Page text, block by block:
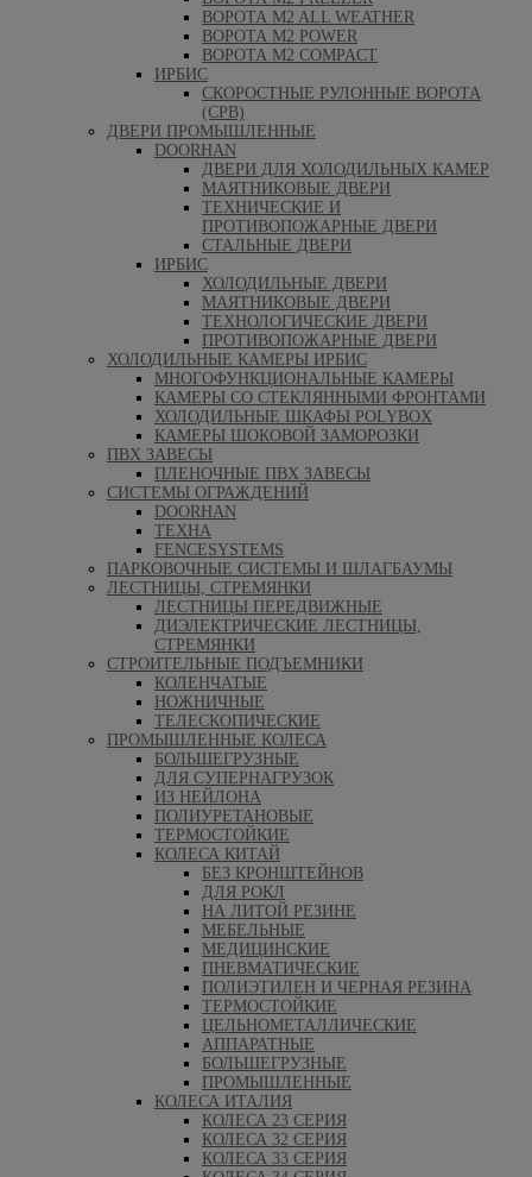
ВОРОТА M2 ALL WEATHER
ВОРОТА M2 POWER
ВОРОТА M2 COMPACT
ИРБИС
СКОРОСТНЫЕ РУЛОННЫЕ ВОРОТА
(СРВ)
ДВЕРИ ПРОМЫШЛЕННЫЕ
DOORHAN
ДВЕРИ ДЛЯ ХОЛОДИЛЬНЫХ КАМЕР
МАЯТНИКОВЫЕ ДВЕРИ
ТЕХНИЧЕСКИЕ И
ПРОТИВОПОЖАРНЫЕ ДВЕРИ
СТАЛЬНЫЕ ДВЕРИ
ИРБИС
ХОЛОДИЛЬНЫЕ ДВЕРИ
МАЯТНИКОВЫЕ ДВЕРИ
ТЕХНОЛОГИЧЕСКИЕ ДВЕРИ
ПРОТИВОПОЖАРНЫЕ ДВЕРИ
ХОЛОДИЛЬНЫЕ КАМЕРЫ ИРБИС
МНОГОФУНКЦИОНАЛЬНЫЕ КАМЕРЫ
КАМЕРЫ СО СТЕКЛЯННЫМИ ФРОНТАМИ
ХОЛОДИЛЬНЫЕ ШКАФЫ POLYBOX
КАМЕРЫ ШОКОВОЙ ЗАМОРОЗКИ
ПВХ ЗАВЕСЫ
ПЛЕНОЧНЫЕ ПВХ ЗАВЕСЫ
СИСТЕМЫ ОГРАЖДЕНИЙ
DOORHAN
ТЕХНА
FENCESYSTEMS
ПАРКОВОЧНЫЕ СИСТЕМЫ И ШЛАГБАУМЫ
ЛЕСТНИЦЫ, СТРЕМЯНКИ
ЛЕСТНИЦЫ ПЕРЕДВИЖНЫЕ
ДИЭЛЕКТРИЧЕСКИЕ ЛЕСТНИЦЫ,
СТРЕМЯНКИ
СТРОИТЕЛЬНЫЕ ПОДЪЕМНИКИ
КОЛЕНЧАТЫЕ
НОЖНИЧНЫЕ
ТЕЛЕСКОПИЧЕСКИЕ
ПРОМЫШЛЕННЫЕ КОЛЕСА
БОЛЬШЕГРУЗНЫЕ
ДЛЯ СУПЕРНАГРУЗОК
ИЗ НЕЙЛОНА
ПОЛИУРЕТАНОВЫЕ
ТЕРМОСТОЙКИЕ
КОЛЕСА КИТАЙ
БЕЗ КРОНШТЕЙНОВ
ДЛЯ РОКЛ
НА ЛИТОЙ РЕЗИНЕ
МЕБЕЛЬНЫЕ
МЕДИЦИНСКИЕ
ПНЕВМАТИЧЕСКИЕ
ПОЛИЭТИЛЕН И ЧЕРНАЯ РЕЗИНА
ТЕРМОСТОЙКИЕ
ЦЕЛЬНОМЕТАЛЛИЧЕСКИЕ
АППАРАТНЫЕ
БОЛЬШЕГРУЗНЫЕ
ПРОМЫШЛЕННЫЕ
КОЛЕСА ИТАЛИЯ
КОЛЕСА 23 СЕРИЯ
КОЛЕСА 32 СЕРИЯ
КОЛЕСА 33 СЕРИЯ